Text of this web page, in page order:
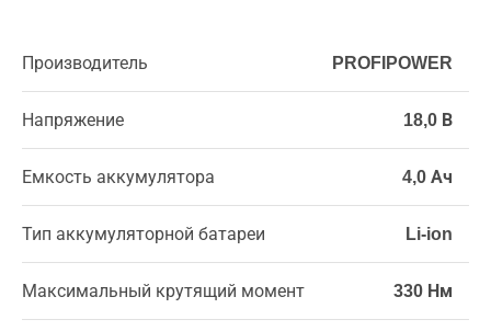
Производитель PROFIPOWER
Напряжение 18,0 В
Емкость аккумулятора 4,0 Ач
Тип аккумуляторной батареи Li-ion
Максимальный крутящий момент 330 Нм